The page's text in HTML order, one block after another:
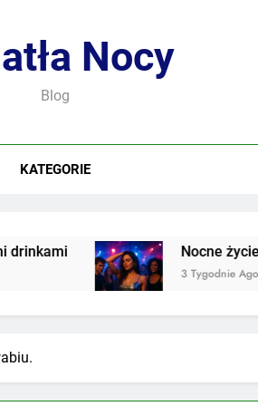
Nocy
Blog
KATEGORIE
Nocne życie we
3 Tygodnie Ago